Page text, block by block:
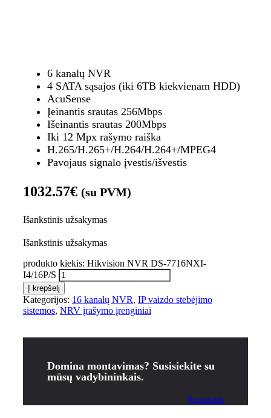
6 kanalų NVR
4 SATA sąsajos (iki 6TB kiekvienam HDD)
AcuSense
Įeinantis srautas 256Mbps
Išeinantis srautas 200Mbps
Iki 12 Mpx rašymo raiška
H.265/H.265+/H.264/H.264+/MPEG4
Pavojaus signalo įvestis/išvestis
1032.57€ (su PVM)
Išankstinis užsakymas
Išankstinis užsakymas
produkto kiekis: Hikvision NVR DS-7716NXI-
I4/16P/S
Į krepšelį
Kategorijos: 16 kanalų NVR, IP vaizdo stebėjimo
sistemos, NRV įrašymo įrenginiai
Domina montavimas? Susisiekite su
mūsų vadybininkais.
Susisiekti